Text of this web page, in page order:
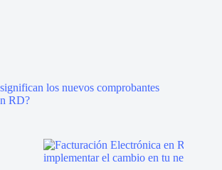
los nuevos comprobantes
RD?